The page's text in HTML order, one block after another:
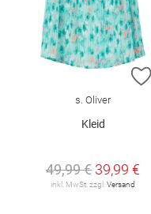
s. Oliver
Kleid
49,99 € 39,99 €
inkl. MwSt. zzgl.Versand